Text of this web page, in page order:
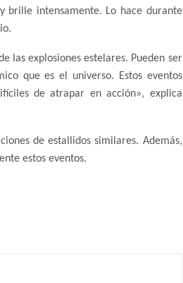
brille intensamente. Lo hace durante
las explosiones estelares. Pueden ser
que es el universo. Estos eventos
de atrapar en acción», explica
de estallidos similares. Además,
estos eventos.